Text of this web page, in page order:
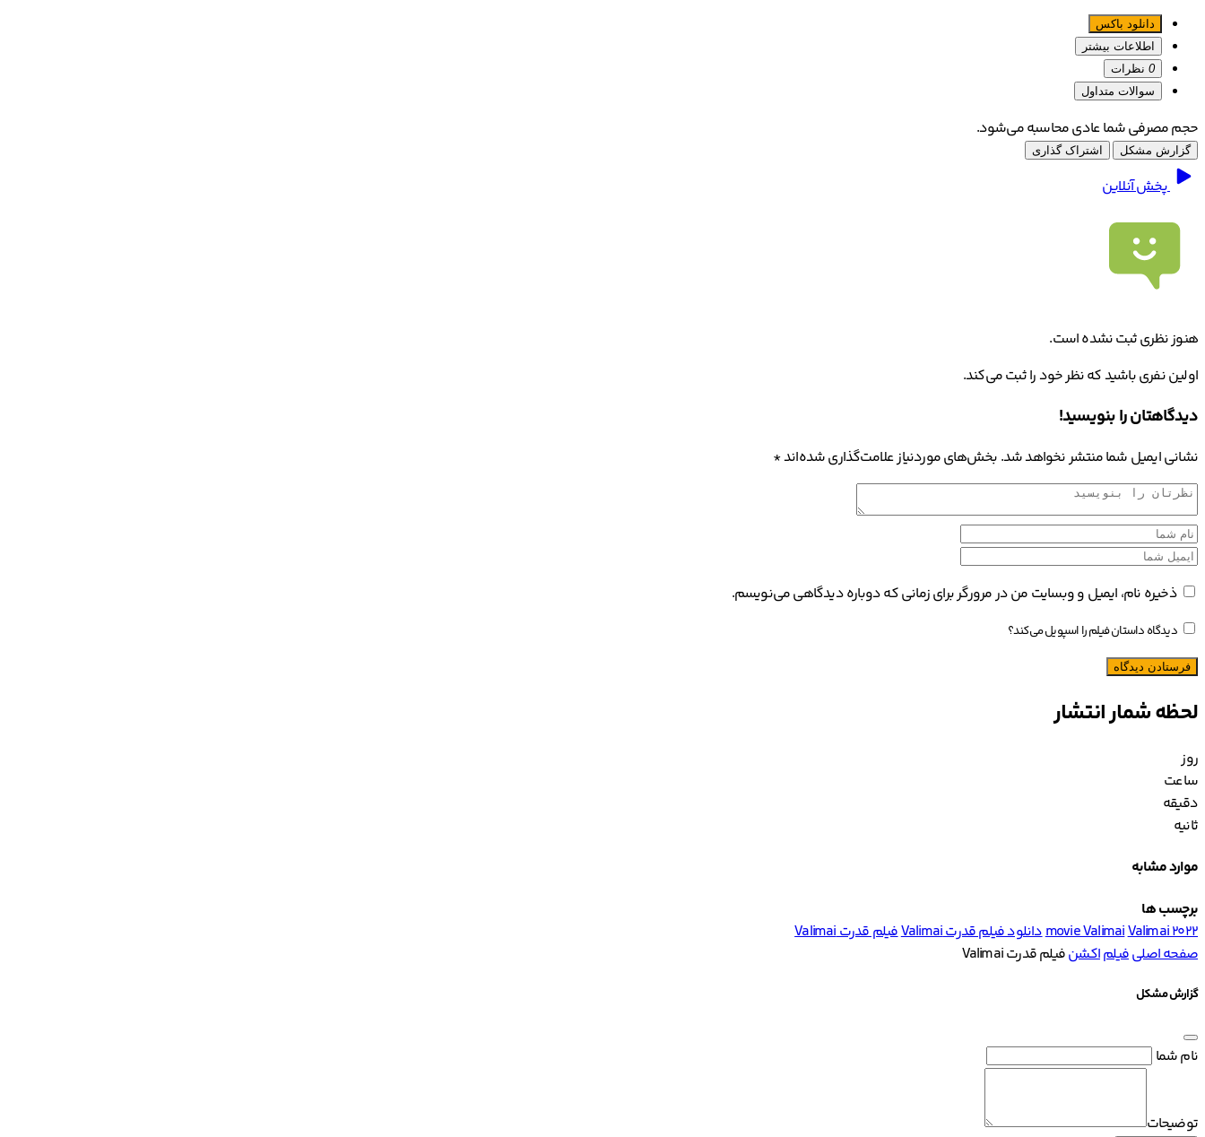
دانلود باکس
اطلاعات بیشتر
0 نظرات
سوالات متداول
حجم مصرفی شما عادی محاسبه می‌شود.
گزارش مشکل اشتراک گذاری
پخش آنلاین
هنوز نظری ثبت نشده است.
اولین نفری باشید که نظر خود را ثبت می‌کند.
دیدگاهتان را بنویسید!
نشانی ایمیل شما منتشر نخواهد شد. بخش‌های موردنیاز علامت‌گذاری شده‌اند*
ذخیره نام، ایمیل و وبسایت من در مرورگر برای زمانی که دوباره دیدگاهی می‌نویسم.
دیدگاه داستان فیلم را اسپویل می‌کند؟
لحظه شمار انتشار
روز
ساعت
دقیقه
ثانیه
موارد مشابه
برچسب ها
movie ValimaiValimai 2022 دانلود فیلم قدرت Valimai
فیلم قدرت Valimai
صفحه اصلیفیلماکشنفیلم قدرت Valimai
گزارش مشکل
نام شما
توضیحات